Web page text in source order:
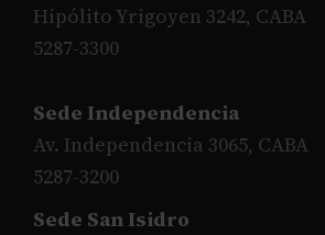
Hipólito Yrigoyen 3242, CABA
5287-3300
Sede Independencia
Av. Independencia 3065, CABA
5287-3200
Sede San Isidro